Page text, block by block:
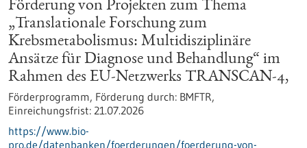
Förderung von Projekten zum Thema
„Translationale Forschung zum
Krebsmetabolismus: Multidisziplinäre
Ansätze für Diagnose und Behandlung“ im
Rahmen des EU-Netzwerks TRANSCAN-4,
Förderprogramm, Förderung durch: BMFTR,
Einreichungsfrist: 21.07.2026
https://www.bio-
pro.de/datenbanken/foerderungen/foerderung-von-